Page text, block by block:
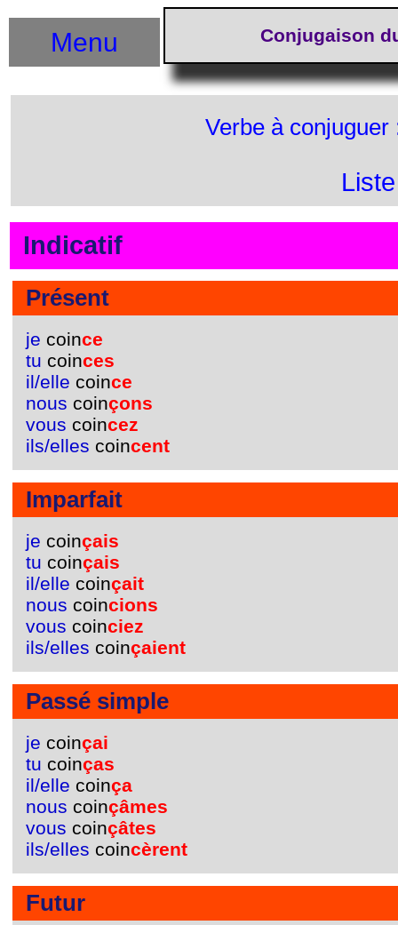
Conjugaison
Menu
Verbe à
Indicatif
Présent
je coince
tu coinces
il/elle coince
nous coinçons
vous coincez
ils/elles coincent
Imparfait
je coinçais
tu coinçais
il/elle coinçait
nous coincions
vous coinciez
ils/elles coinçaient
Passé simple
je coinçai
tu coinças
il/elle coinça
nous coinçâmes
vous coinçâtes
ils/elles coincèrent
Futur